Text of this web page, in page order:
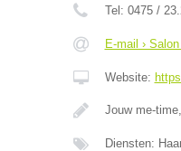
Tel: 0475 /
E-mail ›
Website:
Jouw me-
Diensten: